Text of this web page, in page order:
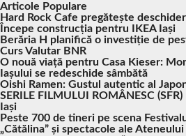
Articole Populare
Hard Rock Cafe pregătește
Începe construcția pentru IKEA Iași
Berăria H planifică o investiție de
Curs Valutar BNR
O nouă viață pentru Casa Kieser:
Iașului se redeschide sâmbătă
Oishi Ramen: Gustul autentic al
SERILE FILMULUI ROMÂNESC
Iași
Peste 700 de tineri pe scena
„Cătălina” și spectacole ale